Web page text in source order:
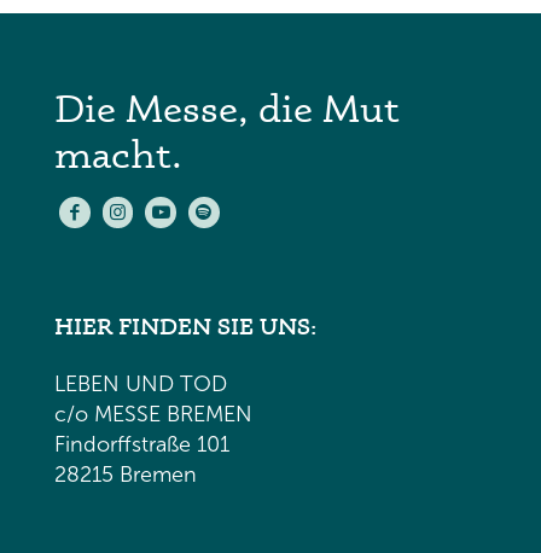
Die Messe, die Mut
macht.
HIER FINDEN SIE UNS:
LEBEN UND TOD
c/o MESSE BREMEN
Findorffstraße 101
28215 Bremen